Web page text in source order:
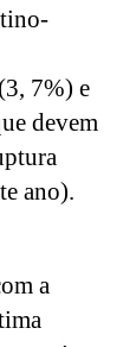
devem
ano).
a